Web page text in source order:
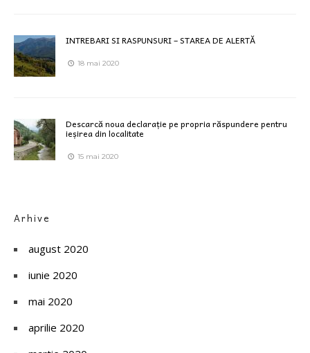
INTREBARI SI RASPUNSURI – STAREA DE ALERTĂ
18 mai 2020
Descarcă noua declarație pe propria răspundere pentru
ieșirea din localitate
15 mai 2020
Arhive
august 2020
iunie 2020
mai 2020
aprilie 2020